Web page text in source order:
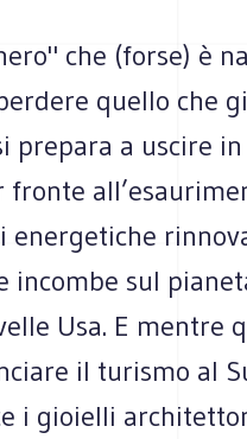
che (forse) è
quello che
prepara a uscire
incombe sul
Usa. E mentre
il turismo al
i gioielli